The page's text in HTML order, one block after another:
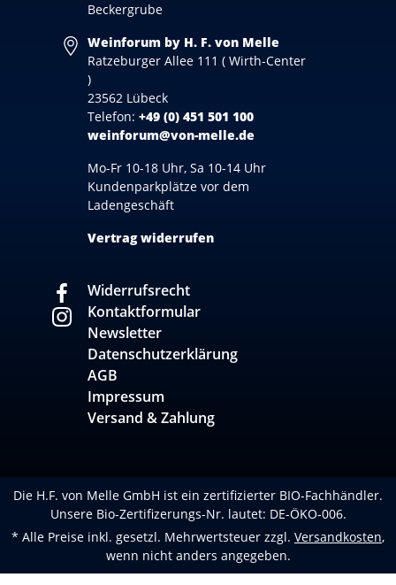
Beckergrube
Weinforum by H. F. von Melle
Ratzeburger Allee 111 ( Wirth-Center
)
23562 Lübeck
Telefon: +49 (0) 451 501 100
weinforum@von-melle.de
Mo-Fr 10-18 Uhr, Sa 10-14 Uhr
Kundenparkplätze vor dem
Ladengeschäft
Vertrag widerrufen
Widerrufsrecht
Kontaktformular
Newsletter
Datenschutzerklärung
AGB
Impressum
Versand & Zahlung
Die H.F. von Melle GmbH ist ein zertifizierter BIO-Fachhändler.
Unsere Bio-Zertifizerungs-Nr. lautet: DE-ÖKO-006.
* Alle Preise inkl. gesetzl. Mehrwertsteuer zzgl. Versandkosten,
wenn nicht anders angegeben.